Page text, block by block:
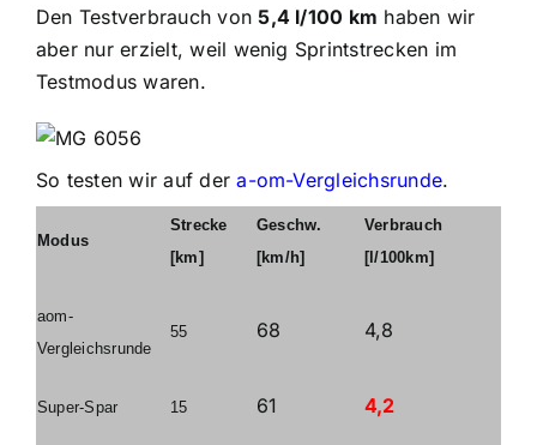
Den Testverbrauch von5,4 l/100 km haben wir
aber nur erzielt, weil wenig Sprintstrecken im
Testmodus waren.
So testen wir auf dera-om-Vergleichsrunde.
Modus
Strecke
[km]
Geschw.
[km/h]
Verbrauch
[l/100km]
aom-
Vergleichsrunde
55 68 4,8
Super-Spar 15 61 4,2